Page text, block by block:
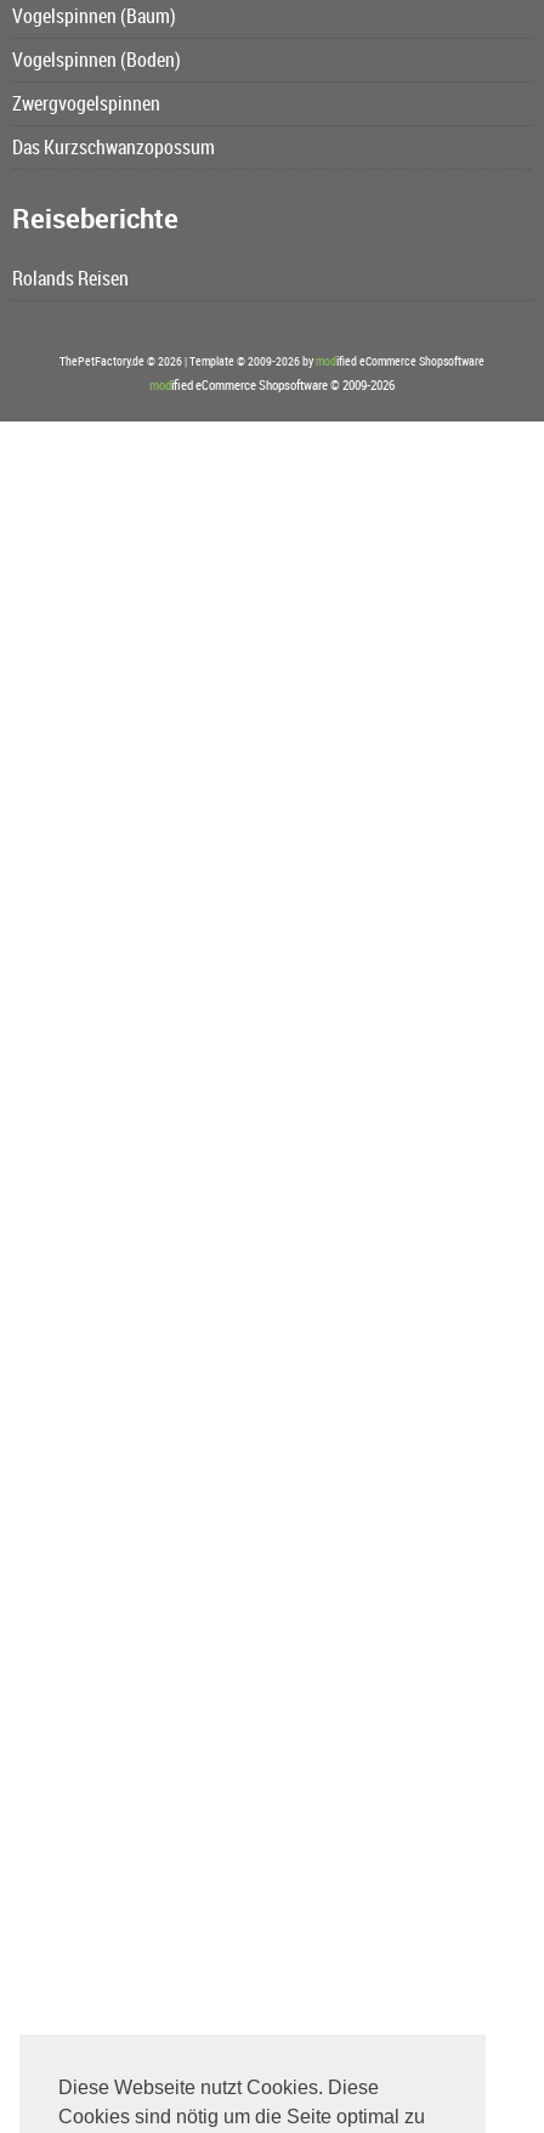
Diese Webseite nutzt Cookies. Diese
Cookies sind nötig um die Seite optimal zu
Vogelspinnen (Baum)
Vogelspinnen (Boden)
Zwergvogelspinnen
Das Kurzschwanzopossum
Reiseberichte
Rolands Reisen
ThePetFactory.de © 2026 | Template © 2009-2026 bymodified eCommerce Shopsoftware
modified eCommerce Shopsoftware © 2009-2026